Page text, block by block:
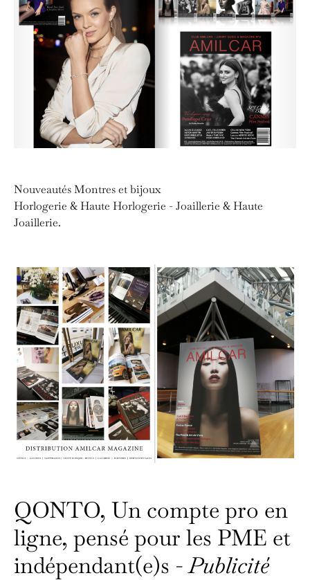
Nouveautés Montres et bijoux
Horlogerie & Haute Horlogerie - Joaillerie & Haute
Joaillerie.
QONTO, Un compte pro en
ligne, pensé pour les PME et
indépendant(e)s -Publicité